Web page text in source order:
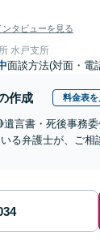
ンタビューを見る
水戸支所
面談方法(対面・電
作成 料金表を
言書・死後事務委
る弁護士が、ご